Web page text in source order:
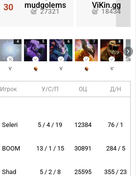
mudgolems
27321
30 ViKin.gg
18434
4 5 6 7 8
Игрок У/С/П ОЦ Д/Н
Seleri 5 / 4 / 19 12384 76 / 1
BOOM 13 / 1 / 15 30891 284 / 5
Shad 5 / 2 / 8 25595 355 / 23